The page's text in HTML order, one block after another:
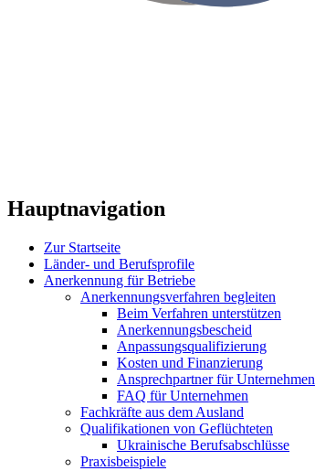
Hauptnavigation
Zur Startseite
Länder- und Berufsprofile
Anerkennung für Betriebe
Anerkennungsverfahren begleiten
Beim Verfahren unterstützen
Anerkennungsbescheid
Anpassungsqualifizierung
Kosten und Finanzierung
Ansprechpartner für Unternehmen
FAQ für Unternehmen
Fachkräfte aus dem Ausland
Qualifikationen von Geflüchteten
Ukrainische Berufsabschlüsse
Praxisbeispiele